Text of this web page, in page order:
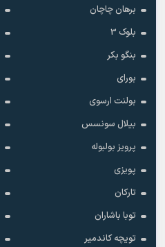
برهان چاچان
بلوک 3
بنگو بکر
بورای
بولنت ارسوی
بیلال سونسس
پرویز بولبوله
پویزی
تارکان
توبا باشاران
تویچه کاندمیر